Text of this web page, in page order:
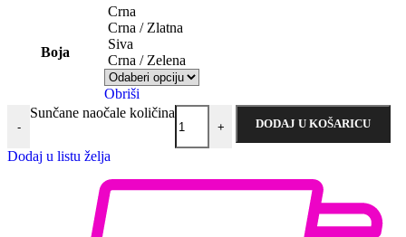
Boja
Crna
Crna / Zlatna
Siva
Crna / Zelena
Obriši
-
Sunčane naočale količina
+ DODAJ U KOŠARICU
Dodaj u listu želja